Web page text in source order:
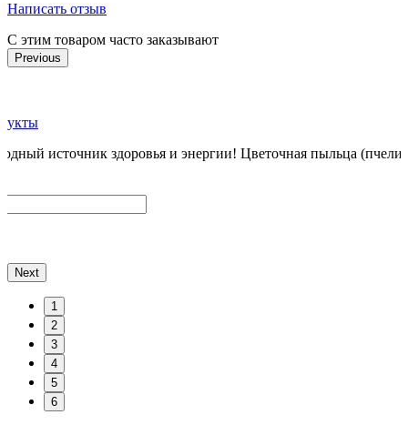
Написать отзыв
С этим товаром часто заказывают
Previous
источник здоровья и энергии! Цветочная пыльца
Next
1
2
3
4
5
6